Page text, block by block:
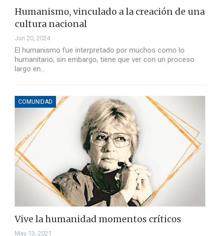
Humanismo, vinculado a la creación de una
cultura nacional
Jun 20, 2024
El humanismo fue interpretado por muchos como lo
humanitario; sin embargo, tiene que ver con un proceso
largo en…
COMUNIDAD
Vive la humanidad momentos críticos
May 13, 2021